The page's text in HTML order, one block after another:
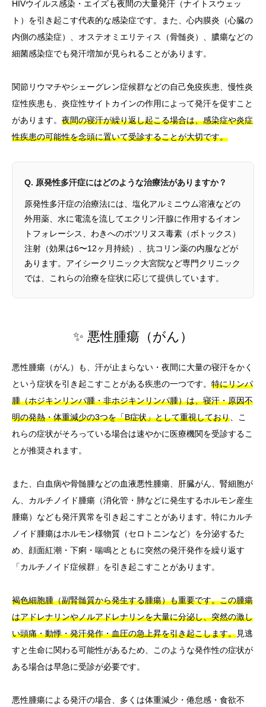
HIVウイルス感染・エイズも夜間の大量発汗（ナイトスウェッ
ト）を引き起こす代表的な感染症です。また、心内膜炎（心臓の
内側の感染症）、オステオミエリティス（骨髄炎）、膿瘍などの
細菌感染症でも発汗増加が見られることがあります。
関節リウマチやシェーグレン症候群などの自己免疫疾患、慢性炎
症性疾患も、炎症性サイトカインの作用によって発汗を促すこと
があります。 夜間の寝汗が繰り返し起こる場合は、感染症や炎症
性疾患の可能性を念頭に置いて受診することが大切です。
Q. 原発性多汗症にはどのような治療法がありますか？
原発性多汗症の治療法には、塩化アルミニウム溶液などの
外用薬、水に電流を流してエクリン汗腺に作用するイオン
トフォレーシス、わきへのボツリヌス毒素（ボトックス）
注射（効果は6〜12ヶ月持続）、抗コリン薬の内服などが
あります。アイシークリニック大宮院など専門クリニック
では、これらの治療を症状に応じて提供しています。
✨ 悪性腫瘍（がん）
悪性腫瘍（がん）も、汗が止まらない・夜間に大量の寝汗をかく
という症状を引き起こすことがある疾患の一つです。 特にリンパ
腫（ホジキンリンパ腫・非ホジキンリンパ腫）は、寝汗・原因不
明の発熱・体重減少の3つを「B症状」として重視しており、こ
れらの症状がそろっている場合は速やかに医療機関を受診するこ
とが推奨されます。
また、白血病や骨髄腫などの血液悪性腫瘍、肝臓がん、腎細胞が
ん、カルチノイド腫瘍（消化管・肺などに発生するホルモン産生
腫瘍）なども発汗異常を引き起こすことがあります。特にカルチ
ノイド腫瘍はホルモン様物質（セロトニンなど）を分泌するた
め、顔面紅潮・下痢・喘鳴とともに突然の発汗発作を繰り返す
「カルチノイド症候群」を引き起こすことがあります。
褐色細胞腫（副腎髄質から発生する腫瘍）も重要です。この腫瘍
はアドレナリンやノルアドレナリンを大量に分泌し、突然の激し
い頭痛・動悸・発汗発作・血圧の急上昇を引き起こします。見逃
すと生命に関わる可能性があるため、このような発作性の症状が
ある場合は早急に受診が必要です。
悪性腫瘍による発汗の場合、多くは体重減少・倦怠感・食欲不